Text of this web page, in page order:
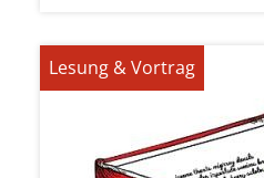
Lesung & Vortrag